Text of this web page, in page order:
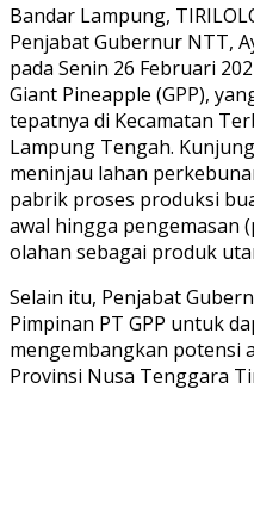
Bandar Lampung,
Penjabat Gubernur NTT,
pada Senin 26 Februari
Giant Pineapple (GPP),
tepatnya di Kecamatan
Lampung Tengah.
meninjau lahan
pabrik proses produksi
awal hingga pengemasan
olahan sebagai produk
Selain itu, Penjabat
Pimpinan PT GPP untuk
mengembangkan potensi
Provinsi Nusa Tenggara